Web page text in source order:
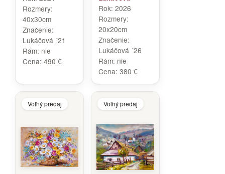
Rozmery:
40x30cm
Značenie:
Lukáčová ´21
Rám: nie
Cena: 490 €
Rok: 2026
Rozmery:
20x20cm
Značenie:
Lukáčová ´26
Rám: nie
Cena: 380 €
Voľný predaj Voľný predaj